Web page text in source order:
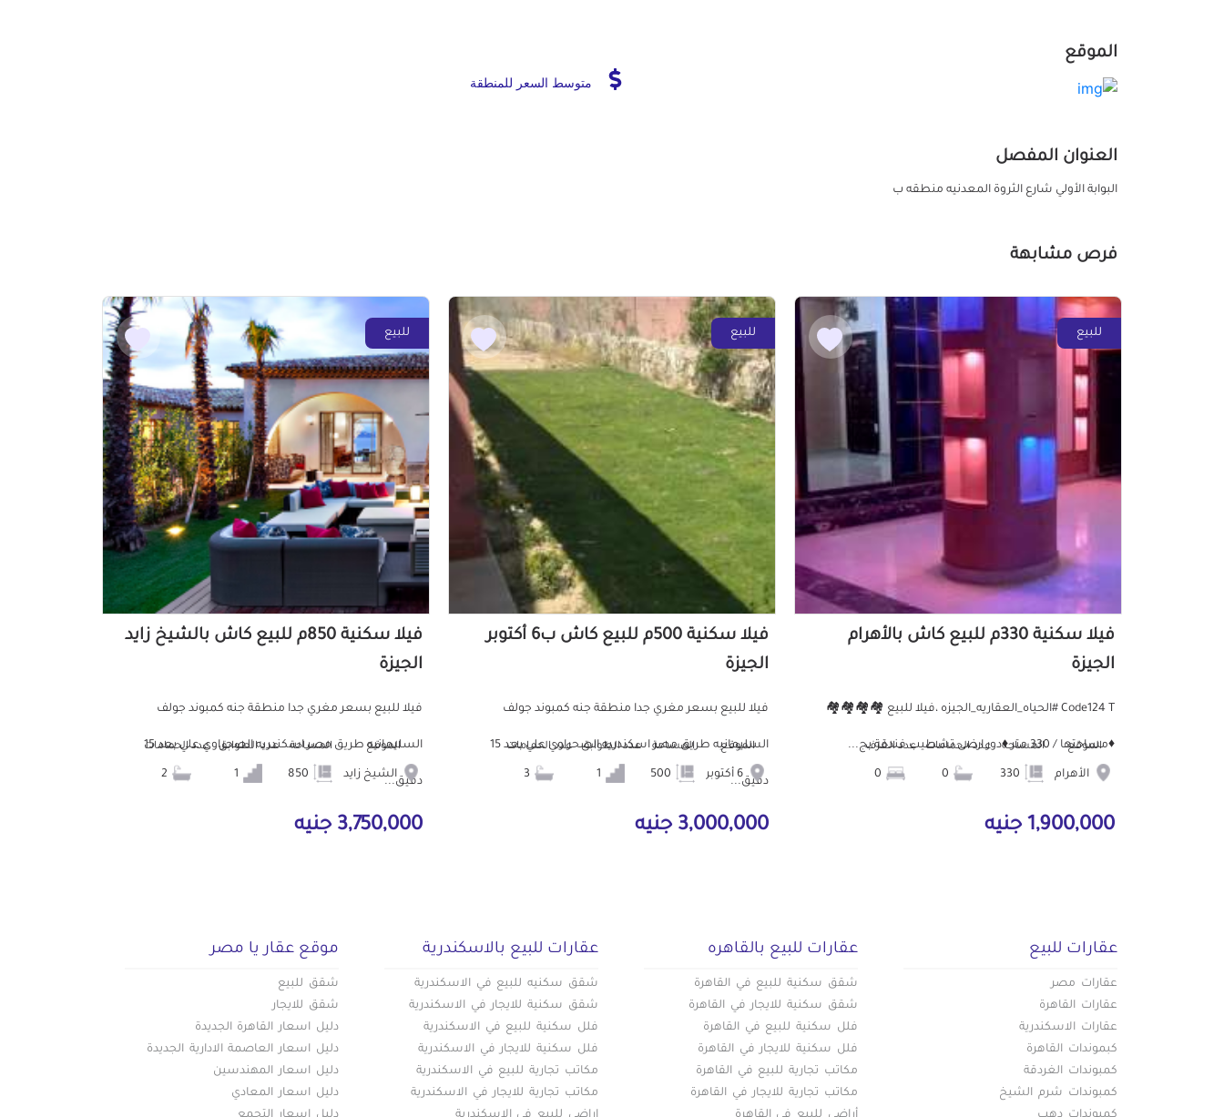
الموقع
متوسط السعر للمنطقة
العنوان المفصل
البوابة الأولي شارع الثروة المعدنيه منطقه ب
فرص مشابهة
للبيع
فيلا سكنية 330م للبيع كاش بالأهرام
الجيزة
Code124 T #الحياه_العقاريه_الجيزه ،فيلا للبيع 🏘️🏘️🏘️🏘️
♦️مساحتها / 330 متر ♦️دور ارضى تشطيب فندقة بج...
الموقع
الأهرام
المساحة عدد الحمامات عدد الغرف
1,900,000 جنيه
للبيع
فيلا سكنية 500م للبيع كاش ب6 أكتوبر
الجيزة
فيلا للبيع بسعر مغري جدا منطقة جنه كمبوند جولف
السليمانيه طريق مصر اسكندريه الصحراوي علي بعد 15
دقيق...
الموقع المساحة عدد الطوابق عدد الحمامات
3,000,000 جنيه
للبيع
فيلا سكنية 850م للبيع كاش بالشيخ زايد
الجيزة
فيلا للبيع بسعر مغري جدا منطقة جنه كمبوند جولف
السليمانيه طريق مصر اسكندريه الصحراوي علي بعد 15
دقيق...
الموقع
الشيخ زايد
المساحة عدد الطوابق عدد الحمامات
3,750,000 جنيه
عقارات للبيع
عقارات مصر
عقارات القاهرة
عقارات الاسكندرية
كبموندات القاهرة
كمبوندات الغردقة
كمبوندات شرم الشيخ
عقارات للبيع بالقاهره
شقق سكنية للبيع في القاهرة
شقق سكنية للايجار في القاهرة
فلل سكنية للبيع في القاهرة
فلل سكنية للايجار في القاهرة
مكاتب تجارية للبيع في القاهرة
مكاتب تجارية للايجار في القاهرة
عقارات للبيع بالاسكندرية
شقق سكنيه للبيع في الاسكندرية
شقق سكنية للايجار في الاسكندرية
فلل سكنية للبيع في الاسكندرية
فلل سكنية للايجار في الاسكندرية
مكاتب تجارية للبيع في الاسكندرية
مكاتب تجارية للايجار في الاسكندرية
موقع عقار يا مصر
شقق للبيع
شقق للايجار
دليل اسعار القاهرة الجديدة
دليل اسعار العاصمة الادارية الجديدة
دليل اسعار المهندسين
دليل اسعار المعادي